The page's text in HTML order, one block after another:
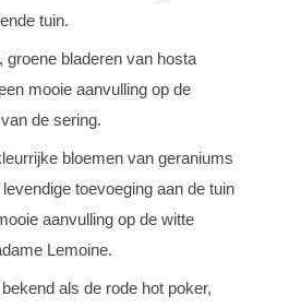
tuin.
groene bladeren van hosta
mooie aanvulling op de
de sering.
bloemen van geraniums
toevoeging aan de tuin
aanvulling op de witte
Lemoine.
als de rode hot poker,